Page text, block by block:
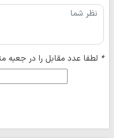
* لطفا عدد مقابل را در جعبه